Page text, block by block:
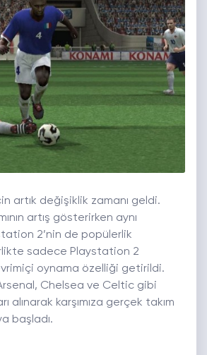
artık değişiklik zamanı geldi.
artış gösterirken aynı
2’nin de popülerlik
sadece Playstation 2
oynama özelliği getirildi.
Chelsea ve Celtic gibi
alınarak karşımıza gerçek takım
başladı.